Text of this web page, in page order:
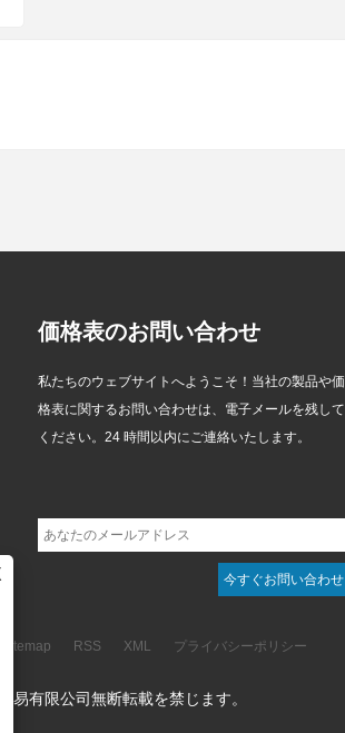
存
ファスナー材料の選択ガイド:
材料は性能を決定し、熱処理は
年数を決定します。
2026/07/13
ファスナー業界の本質を表す一文: 間
す。 間違った熱処理を選択すると、
最高評価のファスナーであっても単
なる虚偽の主張にすぎません。 表面
ネジでも錆びて使用できなくなりま
価格表のお問い合わせ
私たちのウェブサイトへようこそ！当社の製品や価
格表に関するお問い合わせは、電子メールを残して
ください。24 時間以内にご連絡いたします。
Sitemap RSS XML プライバシーポリシー
易有限公司無断転載を禁じます。